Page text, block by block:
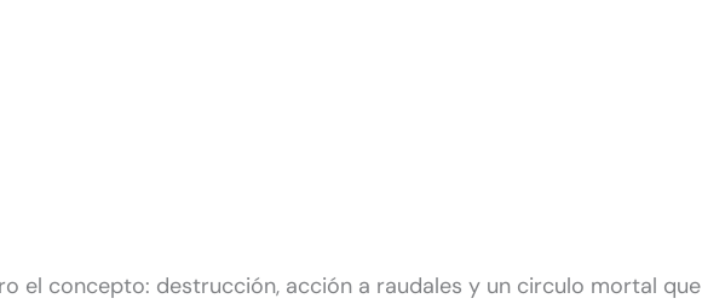
el concepto: destrucción, acción a raudales y un circulo mortal que